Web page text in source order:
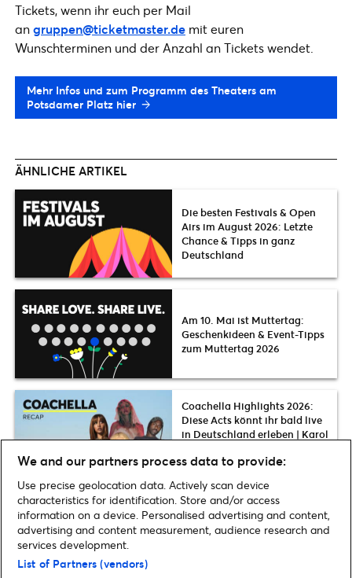
Tickets, wenn ihr euch per Mail
angruppen@ticketmaster.de mit euren
Wunschterminen und der Anzahl an Tickets wendet.
Mehr Infos und zum Programm des Theaters am
Potsdamer Platz hier
ÄHNLICHE ARTIKEL
Die besten Festivals & Open
Airs im August 2026: Letzte
Chance & Tipps in ganz
Deutschland
Am 10. Mai ist Muttertag:
Geschenkideen & Event-Tipps
zum Muttertag 2026
Coachella Highlights 2026:
Diese Acts könnt ihr bald live
in Deutschland erleben | Karol
twigs u.v.m.
Home Musik
Cirque du Soleil gewährt Einblicke in die erste
permanente europäische Show ALIZÉ | Tickets & Infos
We and our partners process data to provide:
Use precise geolocation data. Actively scan device
characteristics for identification. Store and/or access
information on a device. Personalised advertising and content,
advertising and content measurement, audience research and
services development.
List of Partners (vendors)